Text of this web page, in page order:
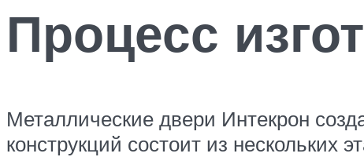
Процесс
Металлические двери Интекрон
конструкций состоит из нескольких